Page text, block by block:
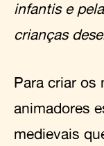
infantis e
crianças
Para criar os
animadores
medievais